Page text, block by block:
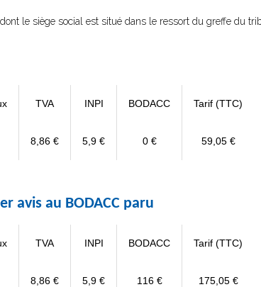
le siège social est situé dans le ressort du greffe du
TVA INPI BODACC Tarif (TTC)
8,86 € 5,9 € 0 € 59,05 €
avis au BODACC paru
TVA INPI BODACC Tarif (TTC)
8,86 € 5,9 € 116 € 175,05 €